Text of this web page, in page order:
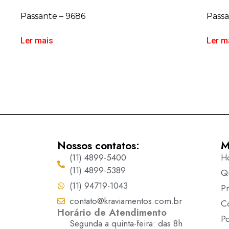
Passante – 9686
Ler mais Ler
Nossos contatos:
(11) 4899-5400
(11) 4899-5389
(11) 94719-1043
contato@kraviamentos.com.br
Horário de Atendimento
Segunda a quinta-feira: das 8h